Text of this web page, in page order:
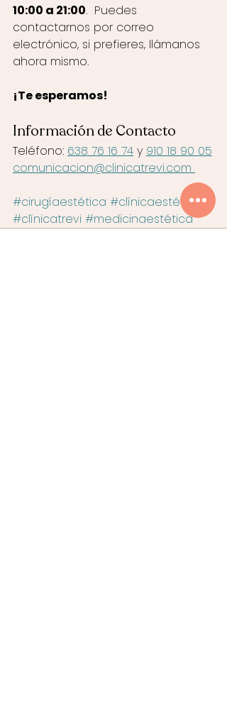
10:00 a 21:00.  Puedes
contactarnos por correo
electrónico, si prefieres, llámanos
ahora mismo.
¡Te esperamos!
Información de Contacto
Teléfono: 638 76 16 74 y 910 18 90 05
comunicacion@clinicatrevi.com
#cirugíaestética #clínicaestética
#clínicatrevi #medicinaestética